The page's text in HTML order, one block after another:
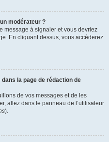
modérateur ?
message à signaler et vous devriez
En cliquant dessus, vous accéderez
la page de rédaction de
de vos messages et de les
allez dans le panneau de l’utilisateur
).